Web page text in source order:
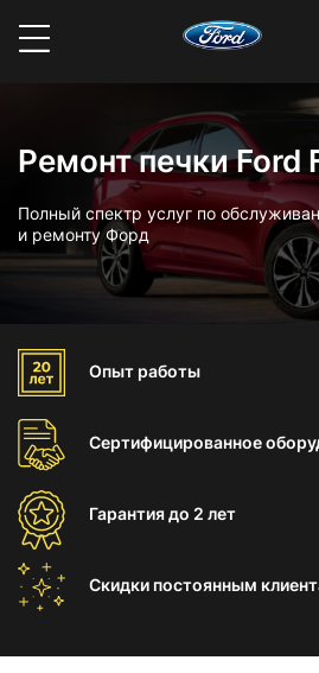
Ремонт печки Ford
Полный спектр услуг по
и ремонту Форд
Опыт работы
Сертифицированное
Гарантиядо 2 лет
Скидки постоянным